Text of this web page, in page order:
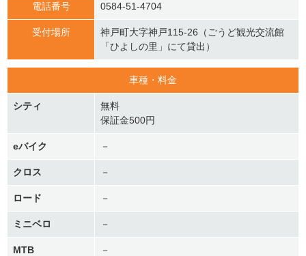
電話番号 0584-51-4704
受付場所
神戸町大字神戸115-26（ごうど観光交流館
「ひよしの里」にて貸出）
車種・料金
シティ
無料
保証金500円
eバイク －
クロス －
ロード －
ミニベロ －
MTB －